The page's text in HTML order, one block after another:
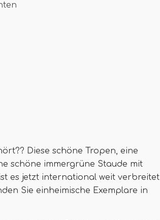
Diese schöne Tropen, eine
schöne immergrüne Staude mit
es jetzt international weit verbreitet
Sie einheimische Exemplare in